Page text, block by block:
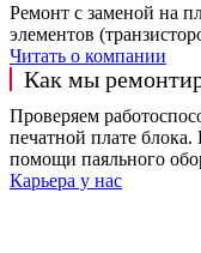
Ремонт с заменой на
элементов
Читать о компании
Как мы
Проверяем
печатной плате
помощи паяльного
Карьера у нас